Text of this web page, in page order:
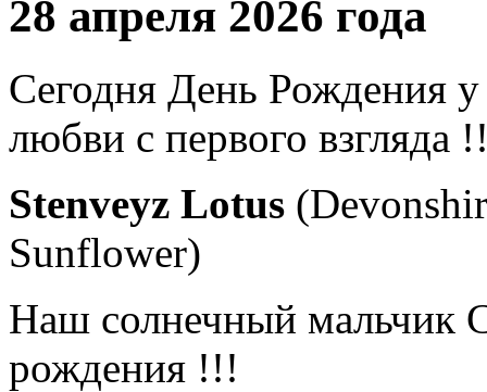
28 апреля 2026 года
Сегодня День Рождения
любви с первого взгляда
Stenveyz Lotus
Sunflower)
Наш солнечный мальчик
рождения !!!